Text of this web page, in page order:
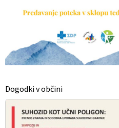
Dogodki v občini